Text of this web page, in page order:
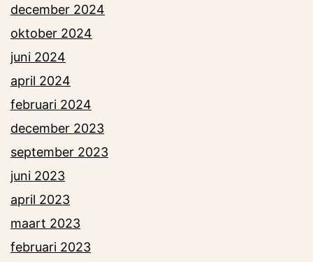
december 2024
oktober 2024
juni 2024
april 2024
februari 2024
december 2023
september 2023
juni 2023
april 2023
maart 2023
februari 2023